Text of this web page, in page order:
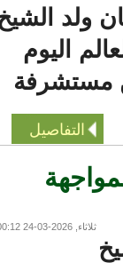
ولد الشيخ
اليوم
التفاصيل
ثلاثاء, 2026-03-24 00:12